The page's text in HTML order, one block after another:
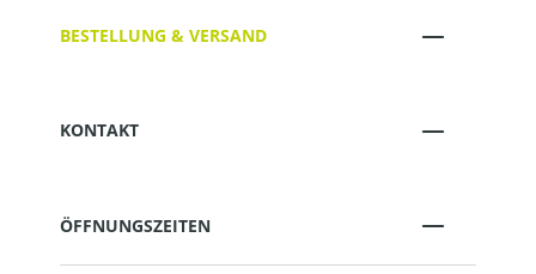
BESTELLUNG & VERSAND
KONTAKT
ÖFFNUNGSZEITEN